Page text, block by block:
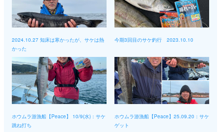
2024.10.27 知床は寒かったが、サケは熱
かった
今期3回目のサケ釣行 2023.10.10
ホウムラ游漁船【Peace】 10/9(水)：サケ
跳ね打ち
ホウムラ游漁船【Peace】25.09.20：サケ
ゲット